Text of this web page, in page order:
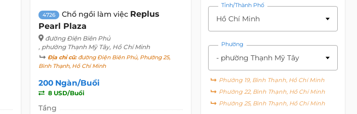
4726 Chổ ngồi làm việc Replus
Pearl Plaza
đường Điện Biên Phủ
, phường Thạnh Mỹ Tây, Hồ Chí Minh
Địa chỉ cũ:đường Điện Biên Phủ, Phường 25,
Bình Thạnh, Hồ Chí Minh
200 Ngàn/Buổi
8 USD/Buổi
Tầng
Tỉnh/Thành Phố
Hồ Chí Minh
Phường
- phường Thạnh Mỹ Tây
Phường 19, Bình Thạnh, Hồ Chí Minh
Phường 22, Bình Thạnh, Hồ Chí Minh
Phường 25, Bình Thạnh, Hồ Chí Minh